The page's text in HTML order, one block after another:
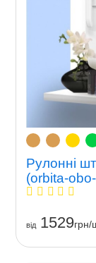
Рулонні
(orbita-
вiд1529грн/